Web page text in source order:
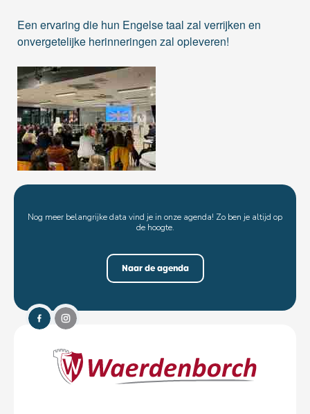
Een ervaring die hun Engelse taal zal verrijken en
onvergetelijke herinneringen zal opleveren!
Nog meer belangrijke data vind je in onze agenda! Zo ben je altijd op
de hoogte.
Naar de agenda